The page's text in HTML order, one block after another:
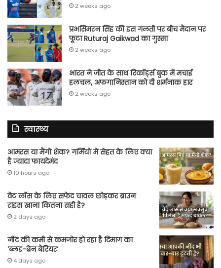
2 weeks ago
प्रभसिमरन सिंह की इस गलती पर बीच मैदान पर
फूटा Ruturaj Gaikwad का गुस्सा
2 weeks ago
भारत ने जीत के साथ रिकॉर्ड्स बुक में मचाई
हलचल, अफगानिस्तान को दी शर्मनाक हार
2 weeks ago
स्वास्थ्य
आमरस या मैंगो शेक? गर्मियों में सेहत के लिए क्या
है ज्यादा फायदेमंद
10 hours ago
वेट लॉस के लिए सफेद चावल छोड़कर ब्राउन
राइस खाना कितना सही है?
2 days ago
नींद की कमी से कमजोर हो रहा है दिमाग का
‘ब्लड-ब्रेन बैरियर’
4 days ago